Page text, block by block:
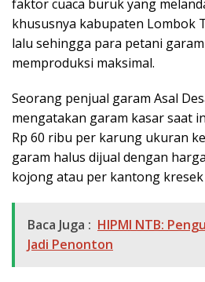
faktor cuaca buruk yang
khususnya kabupaten Lombok
lalu sehingga para petani
memproduksi maksimal.
Seorang penjual garam Asal
mengatakan garam kasar saat
Rp 60 ribu per karung ukuran
garam halus dijual dengan
kojong atau per kantong kresek
Baca Juga : HIPMI NTB:
Jadi Penonton